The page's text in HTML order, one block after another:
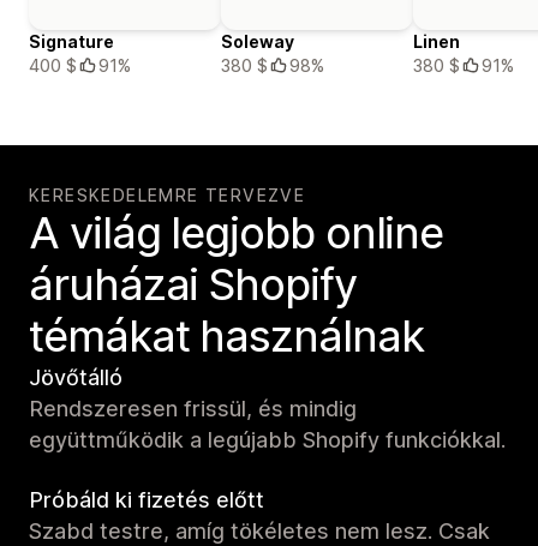
Signature
400 $
91%
Soleway
380 $
98%
Linen
380 $
91%
KERESKEDELEMRE TERVEZVE
A világ legjobb online
áruházai Shopify
témákat használnak
Jövőtálló
Rendszeresen frissül, és mindig
együttműködik a legújabb Shopify funkciókkal.
Próbáld ki fizetés előtt
Szabd testre, amíg tökéletes nem lesz. Csak